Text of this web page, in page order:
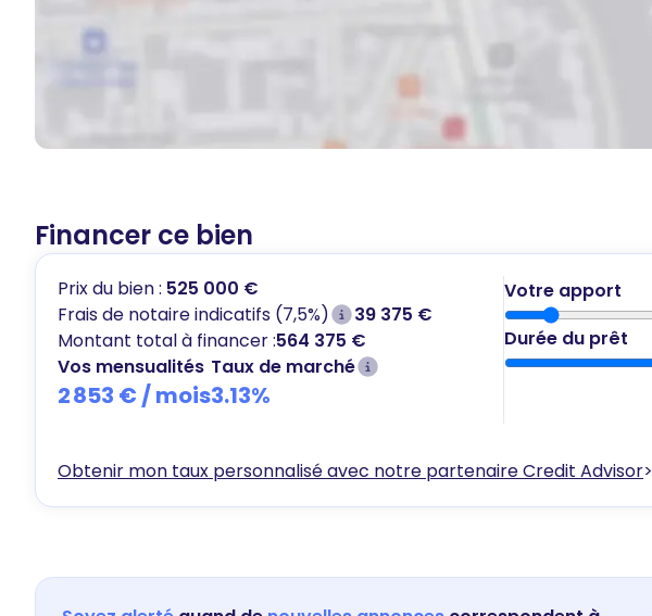
Financer ce bien
Prix du bien : 525 000 €
Frais de notaire indicatifs (7,5%)
39 375 €
Montant total à financer :564 375 €
Vos mensualités
2 853 € / mois
Taux de marché
3.13%
Votre apport
Durée du prêt
Obtenir mon taux personnalisé avec notre partenaire Credit Advisor>